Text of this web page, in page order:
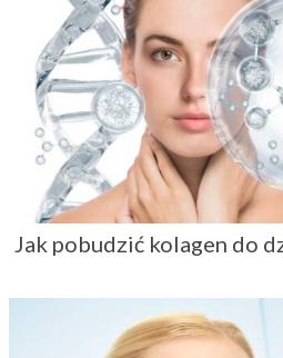
Jak pobudzić kolagen do